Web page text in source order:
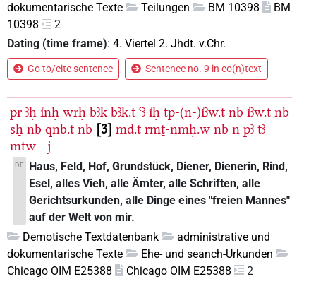
dokumentarische Texte
Teilungen BM 10398
BM
10398
2
Dating (time frame): 4. Viertel 2. Jhdt. v.Chr.
Go to/cite sentence Sentence no. 9 in co(n)text
pr ꜣḥ ı͗nḥ wrḥ bꜣk bꜣk.t ꜥꜣ ı͗ḥ tp-(n-)ı͗ꜣw.t nb ı͗ꜣw.t nb
sẖ nb qnb.t nb 3 md.t rmṯ-nmḥ.w nb n pꜣ tꜣ
mtw =j
DE
Haus, Feld, Hof, Grundstück, Diener, Dienerin, Rind,
Esel, alles Vieh, alle Ämter, alle Schriften, alle
Gerichtsurkunden, alle Dinge eines "freien Mannes"
auf der Welt von mir.
Demotische Textdatenbank
administrative und
dokumentarische Texte
Ehe- und seanch-Urkunden
Chicago OIM E25388
Chicago OIM E25388
2